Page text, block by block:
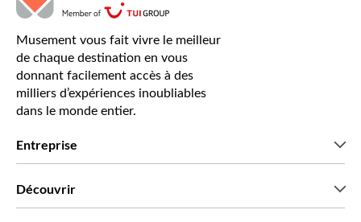
Musement vous fait vivre le meilleur
de chaque destination en vous
donnant facilement accès à des
milliers d’expériences inoubliables
dans le monde entier.
Entreprise
Découvrir